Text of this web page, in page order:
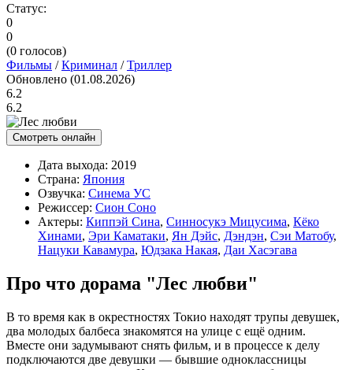
Статус:
0
0
(0 голосов)
Фильмы /Криминал /Триллер
Обновлено (01.08.2026)
6.2
6.2
Смотреть онлайн
Дата выхода: 2019
Страна: Япония
Озвучка: Синема УС
Режиссер: Сион Соно
Актеры: Киппэй Сина, Синносукэ Мицусима, Кёко
Хинами, Эри Каматаки, Ян Дэйс, Дэндэн, Сэи Матобу,
Нацуки Кавамура, Юдзака Накая, Даи Хасэгава
Про что дорама "Лес любви"
В то время как в окрестностях Токио находят трупы девушек,
два молодых балбеса знакомятся на улице с ещё одним.
Вместе они задумывают снять фильм, и в процессе к делу
подключаются две девушки — бывшие одноклассницы